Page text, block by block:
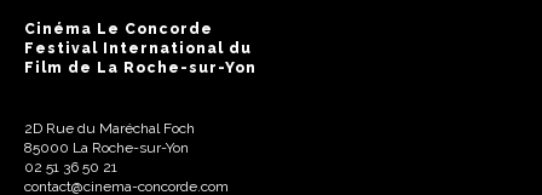
Cinéma Le Concorde
Festival International du
Film de La Roche-sur-Yon
2D Rue du Maréchal Foch
85000 La Roche-sur-Yon
02 51 36 50 21
contact@cinema-concorde.com